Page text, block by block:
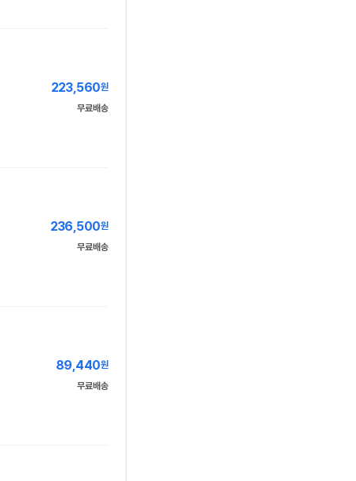
223,560원
무료배송
236,500원
무료배송
89,440원
무료배송